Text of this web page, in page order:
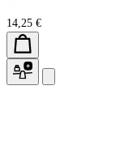
14,25 €